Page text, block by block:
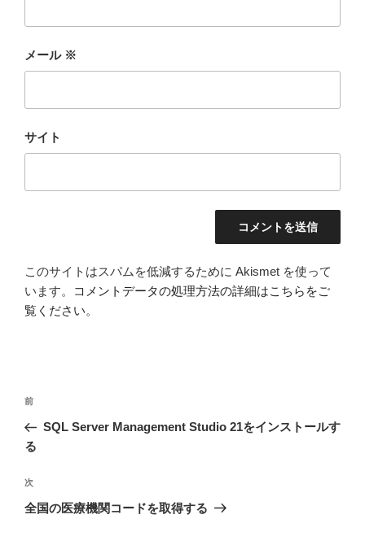
メール ※
サイト
このサイトはスパムを低減するために Akismet を使って
います。
コメントデータの処理方法の詳細はこちらをご
覧ください。
投
ナ
ゲ
ー
過
去
の
稿
前
SQL Server Management Studio 21をインストールす
る
次
の
次
全国の医療機関コードを取得する